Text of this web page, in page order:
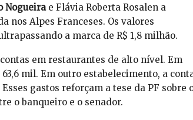
Nogueirae Flávia Roberta Rosalen a
nos Alpes Franceses. Os valores
a marca de R$ 1,8 milhão.
em restaurantes de alto nível. Em
mil. Em outro estabelecimento, a
gastos reforçam a tese da PF sobre
o banqueiro e o senador.